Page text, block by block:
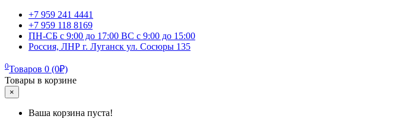
+7 959 241 4441
+7 959 118 8169
ПН-СБ с 9:00 до 17:00 ВС с 9:00 до 15:00
Россия, ЛНР г. Луганск ул. Сосюры 135
0Товаров 0 (0₽)
Товары в корзине
×
Ваша корзина пуста!